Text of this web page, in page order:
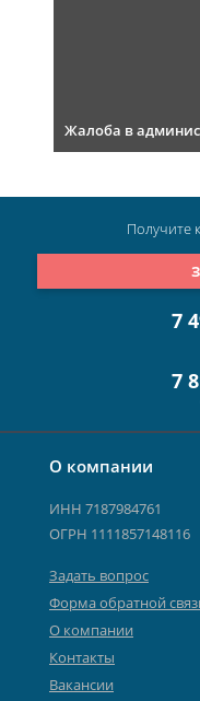
Жалоба в
О компании
ИНН 7187984761
ОГРН 1111857148116
Задать вопрос
Форма обратной
О компании
Контакты
Вакансии
7
7
Получите